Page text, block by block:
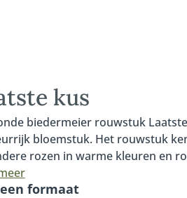
kus
biedermeier rouwstuk
bloemstuk. Het rouwstuk
rozen in warme kleuren en
wordt rond samengesteld.
als Biedermeier. Vanaf
formaat